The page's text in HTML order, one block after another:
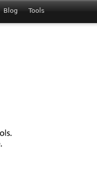
Blog Tools